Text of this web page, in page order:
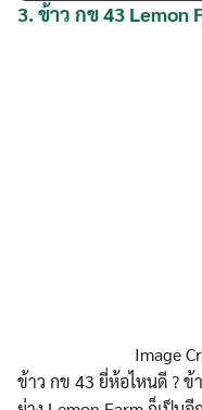
3. ข้าว กข 43 Lemon
Image
ข้าว กข 43 ยี่ห้อไหนดี ?